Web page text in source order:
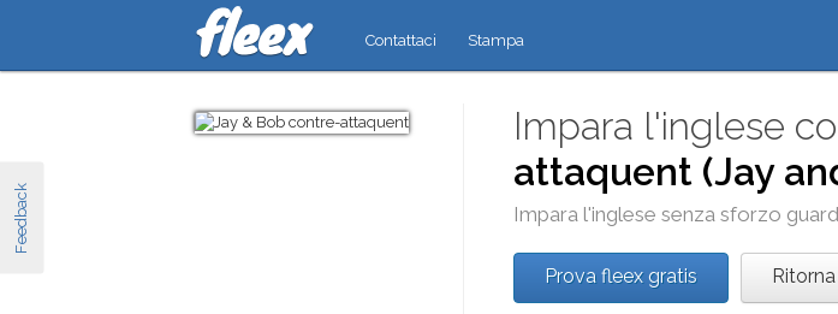
Feedback
Contattaci Stampa
Impara l'inglese
attaquent (Jay
Impara l'inglese senza sforzo
Prova fleex gratis